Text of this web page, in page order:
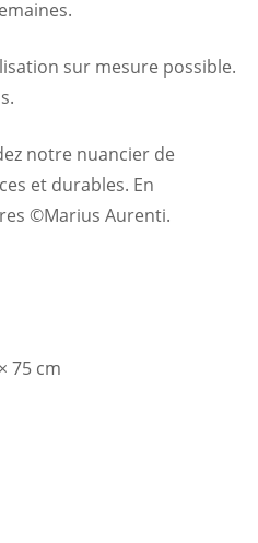
sur mesure possible.
notre nuancier de
et durables. En
©Marius Aurenti.
75 cm